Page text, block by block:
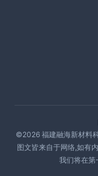
©2026 福建融海新材料
图文皆来自于网络,如有
我们将在第